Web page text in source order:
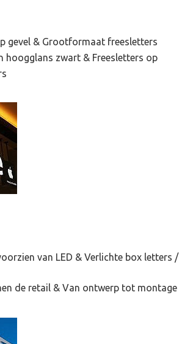
gevel & Grootformaat freesletters
hoogglans zwart & Freesletters op
van LED & Verlichte box letters /
de retail & Van ontwerp tot montage